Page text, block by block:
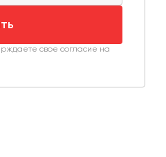
свое согласие на